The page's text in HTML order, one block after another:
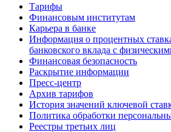
Тарифы
Финансовым институтам
Карьера в банке
Информация о процентных
банковского вклада с
Финансовая безопасность
Раскрытие информации
Пресс-центр
Архив тарифов
История значений ключевой
Политика обработки
Реестры третьих лиц